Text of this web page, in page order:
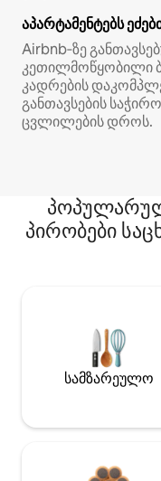
აპარტამენტებს
Airbnb‑ზე
კეთილმოწყობილი
კადრების
განთავსების
ცვლილების დროს.
პირობები
სამზარეულო